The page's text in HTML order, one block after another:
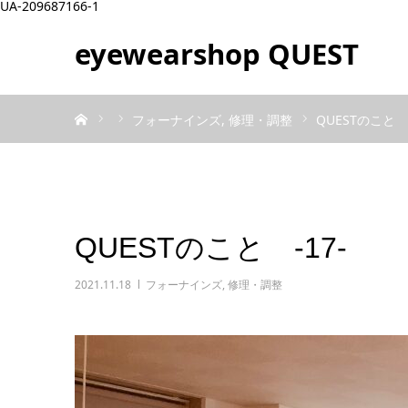
UA-209687166-1
eyewearshop QUEST
フォーナインズ 修理・調整 QUESTのこと
QUESTのこと ‐17‐
2021.11.18 フォーナインズ, 修理・調整